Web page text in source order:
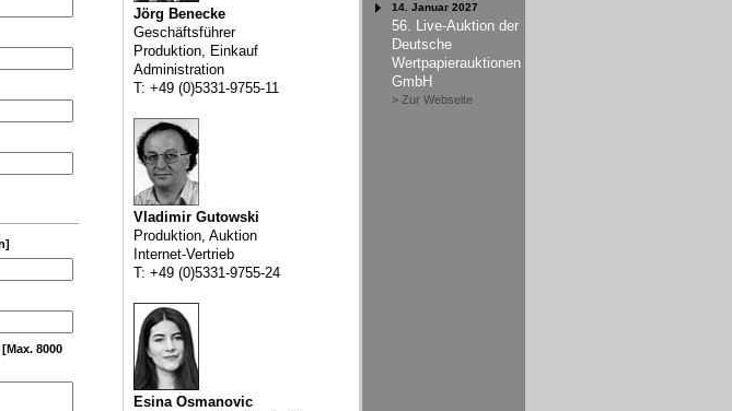
[Max. 8000
Jörg Benecke
Geschäftsführer
Produktion, Einkauf
Administration
T: +49 (0)5331-9755-11
Vladimir Gutowski
Produktion, Auktion
Internet-Vertrieb
T: +49 (0)5331-9755-24
Esina Osmanovic
14. Januar 2027
56. Live-Auktion der
Deutsche
Wertpapierauktionen
GmbH
> Zur Webseite